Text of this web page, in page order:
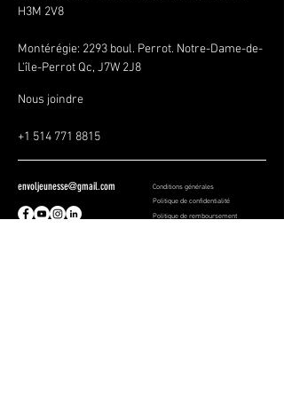
H3M 2V8
Montérégie: 2293 boul. Perrot. Notre-Dame-de-
L'île-Perrot Qc, J7W 2J8
Nous joindre
+1 514 771 8815
envoljeunesse@gmail.com
Conditions générales
Politique de confidentialité
Politique de remboursement